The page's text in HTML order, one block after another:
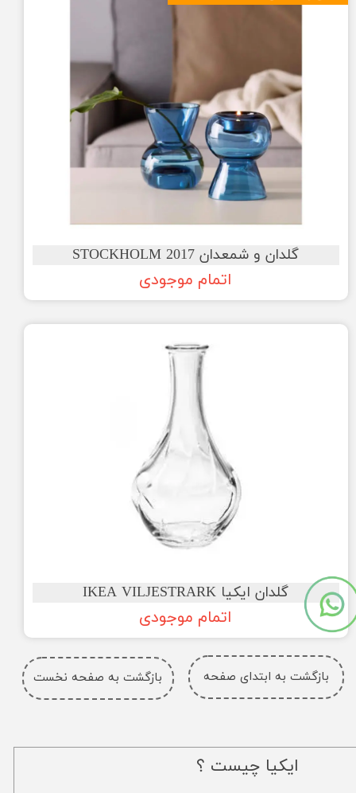
گلدان و شمعدان STOCKHOLM 2017
اتمام موجودی
گلدان ایکیا IKEA VILJESTRARK
اتمام موجودی
بازگشت به صفحه نخست بازگشت به ابتدای صفحه
ایکیا چیست ؟